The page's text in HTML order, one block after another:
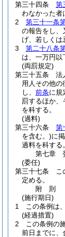
第三十四条
第
わなかった者
2
第三十一条
の報告をし、
げ、若しくは
3
第二十八条
は、一万円以
(両罰規定)
第三十五条
法
用人その他
し、 前条に規
罰するほか、
を科する。
(過料)
第三十六条
第
を含む。)に
過料を科する。
第七章
(委任)
第三十七条
こ
定める。
附 則
(施行期日)
1
この条例は
(経過措置)
2
この条例の
前日までに、